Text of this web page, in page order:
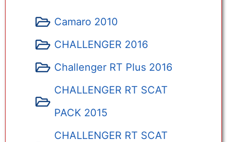
Camaro 2010
CHALLENGER 2016
Challenger RT Plus 2016
CHALLENGER RT SCAT
PACK 2015
CHALLENGER RT SCAT